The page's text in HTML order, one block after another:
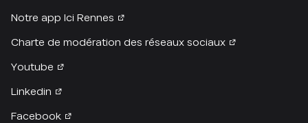
Notre app Ici Rennes
Charte de modération des réseaux sociaux
Youtube
Linkedin
Facebook